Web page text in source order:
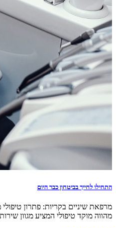
התחילו לחייך בביטחון כבר היום
מרפאת שיניים בקריות: פתרון
מהווה מוקד טיפולי המציע מגוון